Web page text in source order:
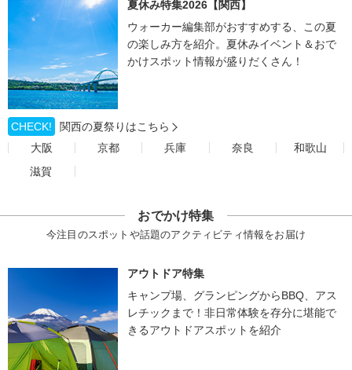
夏休み特集2026【関西】
ウォーカー編集部がおすすめする、この夏
の楽しみ方を紹介。夏休みイベント＆おで
かけスポット情報が盛りだくさん！
CHECK!
関西の夏祭りはこちら
大阪
京都 兵庫 奈良
和歌山
滋賀
おでかけ特集
今注目のスポットや話題のアクティビティ情報をお届け
アウトドア特集
キャンプ場、グランピングからBBQ、アス
レチックまで！非日常体験を存分に堪能で
きるアウトドアスポットを紹介